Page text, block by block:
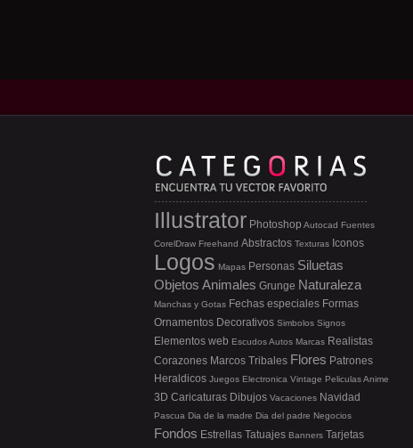
Illustrator Photoshop Autocad Fuentes
CorelDraw Freehand Abstractos Texturas Iconos
Logos Mapas Personas Siluetas
Objetos Animales Grunge Naturaleza
Manchas y Gotas Fechas especiales Formas
Ornamentos Decorativos Simbolos Signos
Elementos web EscudosAutos Marcas Realistas
Corazones Marcos Tribales Flores Patrones
Heraldicos Juegos Electronica Vintage PeliculasAnime
3D Caricaturas Dibujos Vacaciones Navidad
Pascua Dia de la madre Dia del padre Negocios
Fondos Estrellas Tatuajes Banners Tarjetas